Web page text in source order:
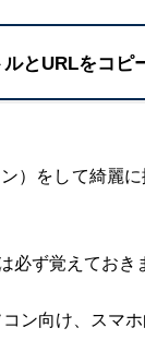
とURLをコピ
）をして綺麗
ず覚えておき
ン向け、スマ